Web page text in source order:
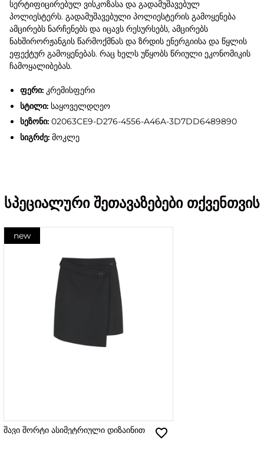
სერტიფიცირებულ ვისკოზასა და გადამუშავებულ
პოლიესტერს. გადამუშავებული პოლიესტერის გამოყენება
ამცირებს ნარჩენებს და იცავს რესურსებს, ამცირებს
ნახშირორჟანგის წარმოქმნას და ზრდის ენერგიისა და წყლის
ეფექტურ გამოყენებას. რაც ხელს უწყობს წრიული ეკონომიკის
ჩამოყალიბებას.
ფერი:კრემისფერი
სტილი:საყოველდღეო
სეზონი:02063CE9-D276-4556-A46A-3D7DD6489890
სიგრძე:მოკლე
სპეციალური შეთავაზებები თქვენთვის
new
შავი შორტი ასიმეტრიული დიზაინით